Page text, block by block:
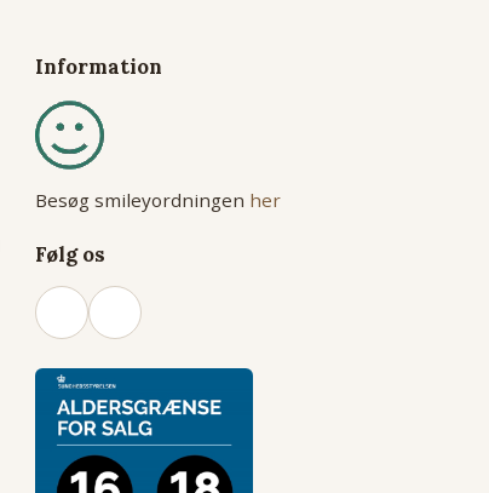
Information
Besøg smileyordningen her
Følg os